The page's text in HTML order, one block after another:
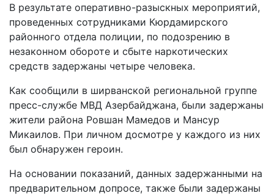
В результате оперативно-разыскных мероприятий,
проведенных сотрудниками Кюрдамирского
районного отдела полиции, по подозрению в
незаконном обороте и сбыте наркотических
средств задержаны четыре человека.
Как сообщили в ширванской региональной группе
пресс-службе МВД Азербайджана, были задержаны
жители района Ровшан Мамедов и Мансур
Микаилов. При личном досмотре у каждого из них
был обнаружен героин.
На основании показаний, данных задержанными на
предварительном допросе, также были задержаны